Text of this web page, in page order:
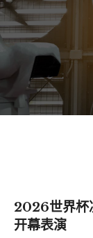
2026世界杯
开幕表演